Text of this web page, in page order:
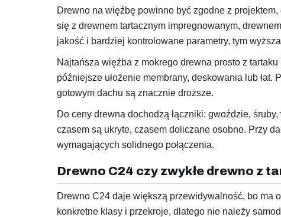
Drewno na więźbę powinno być zgodne z
się z drewnem tartacznym impregnowanym,
jakość i bardziej kontrolowane parametry, tym
Najtańsza więźba z mokrego drewna prosto z
późniejsze ułożenie membrany, deskowania lub
gotowym dachu są znacznie droższe.
Do ceny drewna dochodzą łączniki: gwoździe,
czasem są ukryte, czasem doliczane osobno. Przy
wymagających solidnego połączenia.
Drewno C24 czy zwykłe drewno z
Drewno C24 daje większą przewidywalność, bo ma
konkretne klasy i przekroje, dlatego nie należy